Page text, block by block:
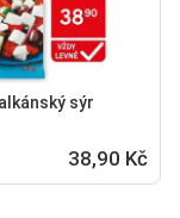
sýr
38,90 Kč